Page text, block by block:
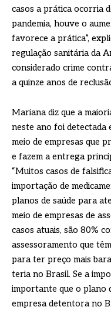
casos a prática ocorria
pandemia, houve o
favorece a prática”,
regulação sanitária da
considerado crime
a quinze anos de
Mariana diz que a
neste ano foi detectada
meio de empresas que
e fazem a entrega
“Muitos casos de
importação de
planos de saúde para
meio de empresas de
casos atuais, são 80%
assessoramento que
para ter preço mais
teria no Brasil. Se a
importante que o plano
empresa detentora no